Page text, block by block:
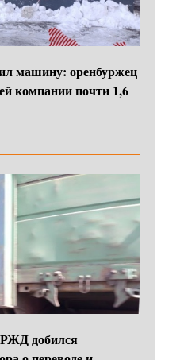
машину: оренбуржец
компании почти 1,6
добился